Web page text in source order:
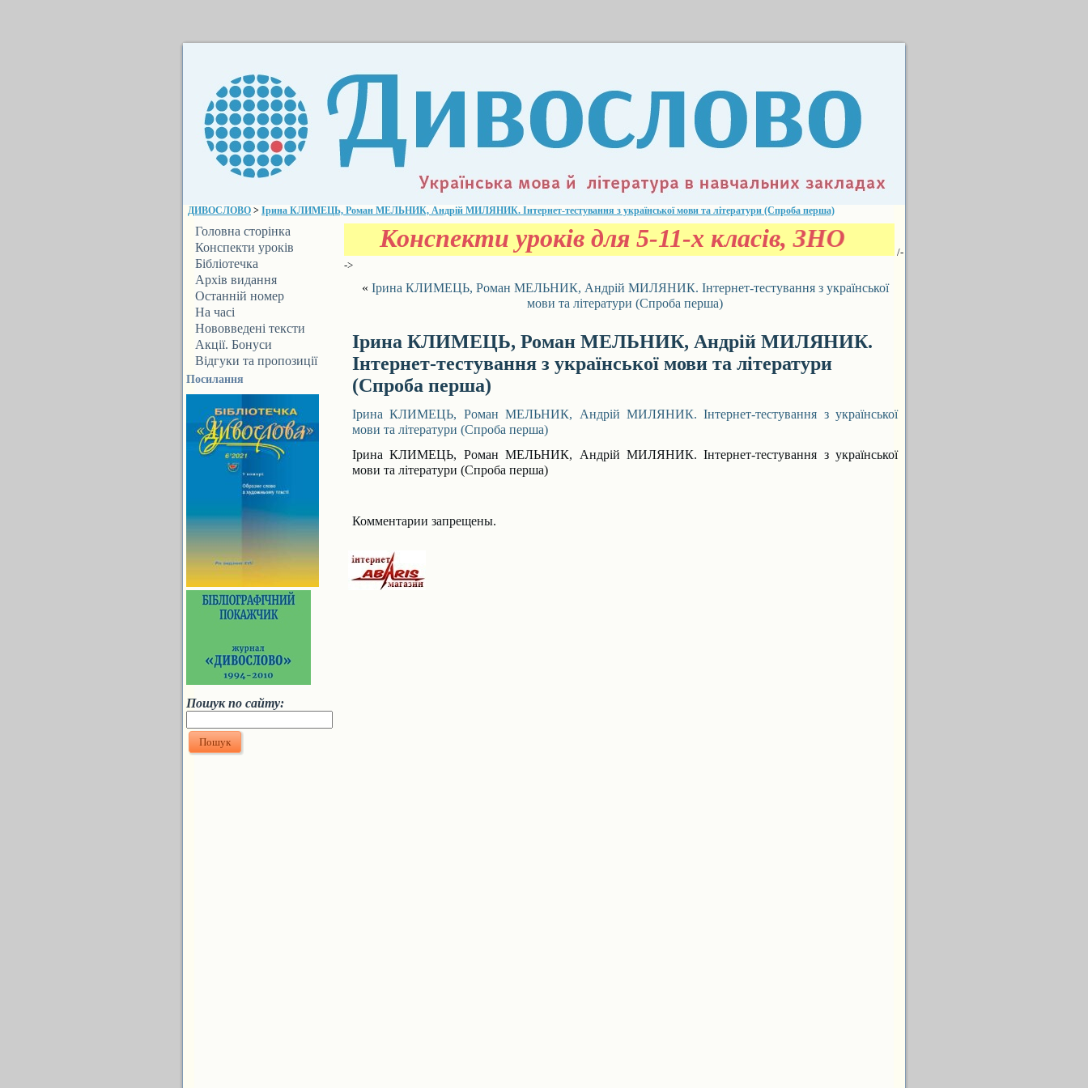
ДИВОСЛОВО > Ірина КЛИМЕЦЬ, Роман МЕЛЬНИК, Андрій МИЛЯНИК. Інтернет-тестування з української мови та літератури (Спроба перша)
Головна сторінка
Конспекти уроків
Бібліотечка
ДИВОСЛОВА
Архів видання
Останній номер
На часі
Нововведені тексти
Акції. Бонуси
Відгуки та пропозиції
Посилання
Пошук по сайту:
Конспекти уроків для 5-11-х класів, ЗНО
/-
->
« Ірина КЛИМЕЦЬ, Роман МЕЛЬНИК, Андрій МИЛЯНИК. Інтернет-тестування з української
мови та літератури (Спроба перша)
Ірина КЛИМЕЦЬ, Роман МЕЛЬНИК, Андрій МИЛЯНИК.
Інтернет-тестування з української мови та літератури
(Спроба перша)
Ірина КЛИМЕЦЬ, Роман МЕЛЬНИК, Андрій МИЛЯНИК. Інтернет-тестування з української
мови та літератури (Спроба перша)
Ірина КЛИМЕЦЬ, Роман МЕЛЬНИК, Андрій МИЛЯНИК. Інтернет-тестування з української
мови та літератури (Спроба перша)
Комментарии запрещены.